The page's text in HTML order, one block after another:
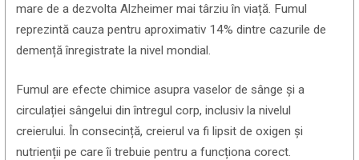
mare de a dezvolta Alzheimer mai târziu în viață. Fumul
reprezintă cauza pentru aproximativ 14% dintre cazurile de
demență înregistrate la nivel mondial.
Fumul are efecte chimice asupra vaselor de sânge și a
circulației sângelui din întregul corp, inclusiv la nivelul
creierului. În consecință, creierul va fi lipsit de oxigen și
nutrienții pe care îi trebuie pentru a funcționa corect.